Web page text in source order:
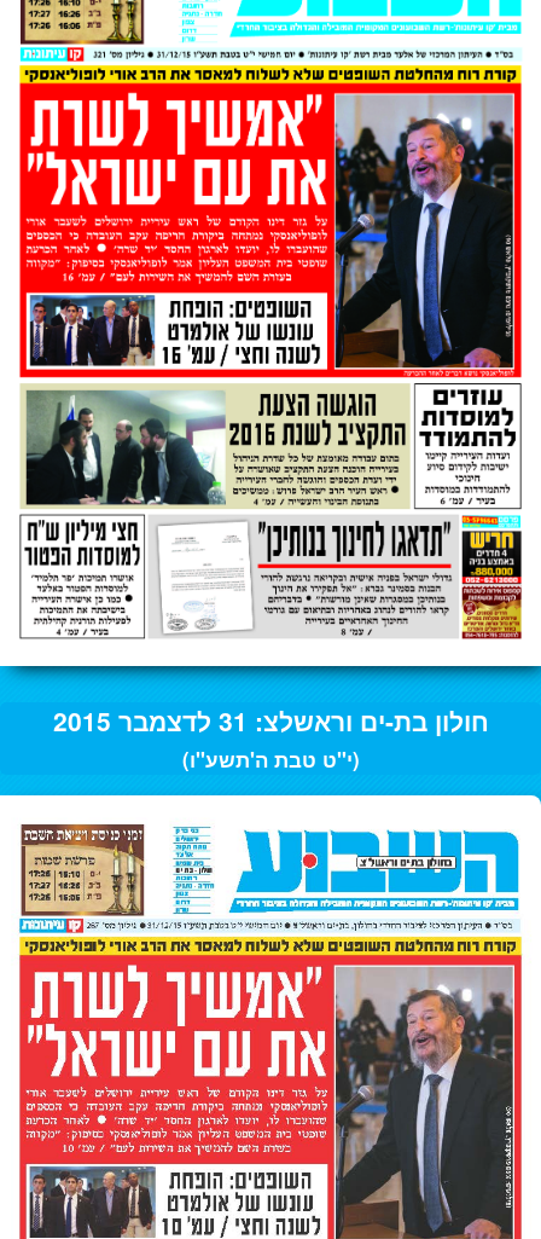
חולון בת-ים וראשלצ: 31 לדצמבר 2015
(י"ט טבת ה'תשע"ו)